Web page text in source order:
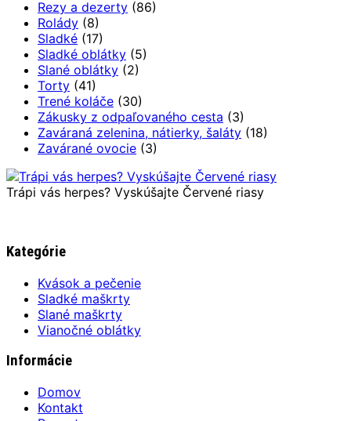
Rezy a dezerty (86)
Rolády (8)
Sladké (17)
Sladké oblátky (5)
Slané oblátky (2)
Torty (41)
Trené koláče (30)
Zákusky z odpaľovaného cesta (3)
Zaváraná zelenina, nátierky, šaláty (18)
Zavárané ovocie (3)
Trápi vás herpes? Vyskúšajte Červené riasy
Kategórie
Kvások a pečenie
Sladké maškrty
Slané maškrty
Vianočné oblátky
Informácie
Domov
Kontakt